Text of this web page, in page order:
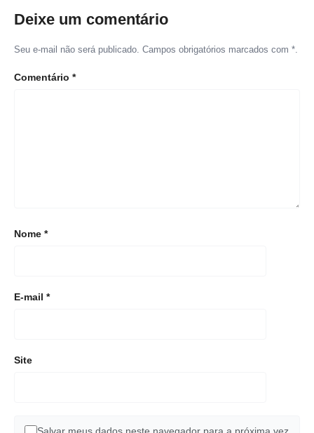
Deixe um comentário
Seu e-mail não será publicado. Campos obrigatórios marcados com *.
Comentário *
Nome *
E-mail *
Site